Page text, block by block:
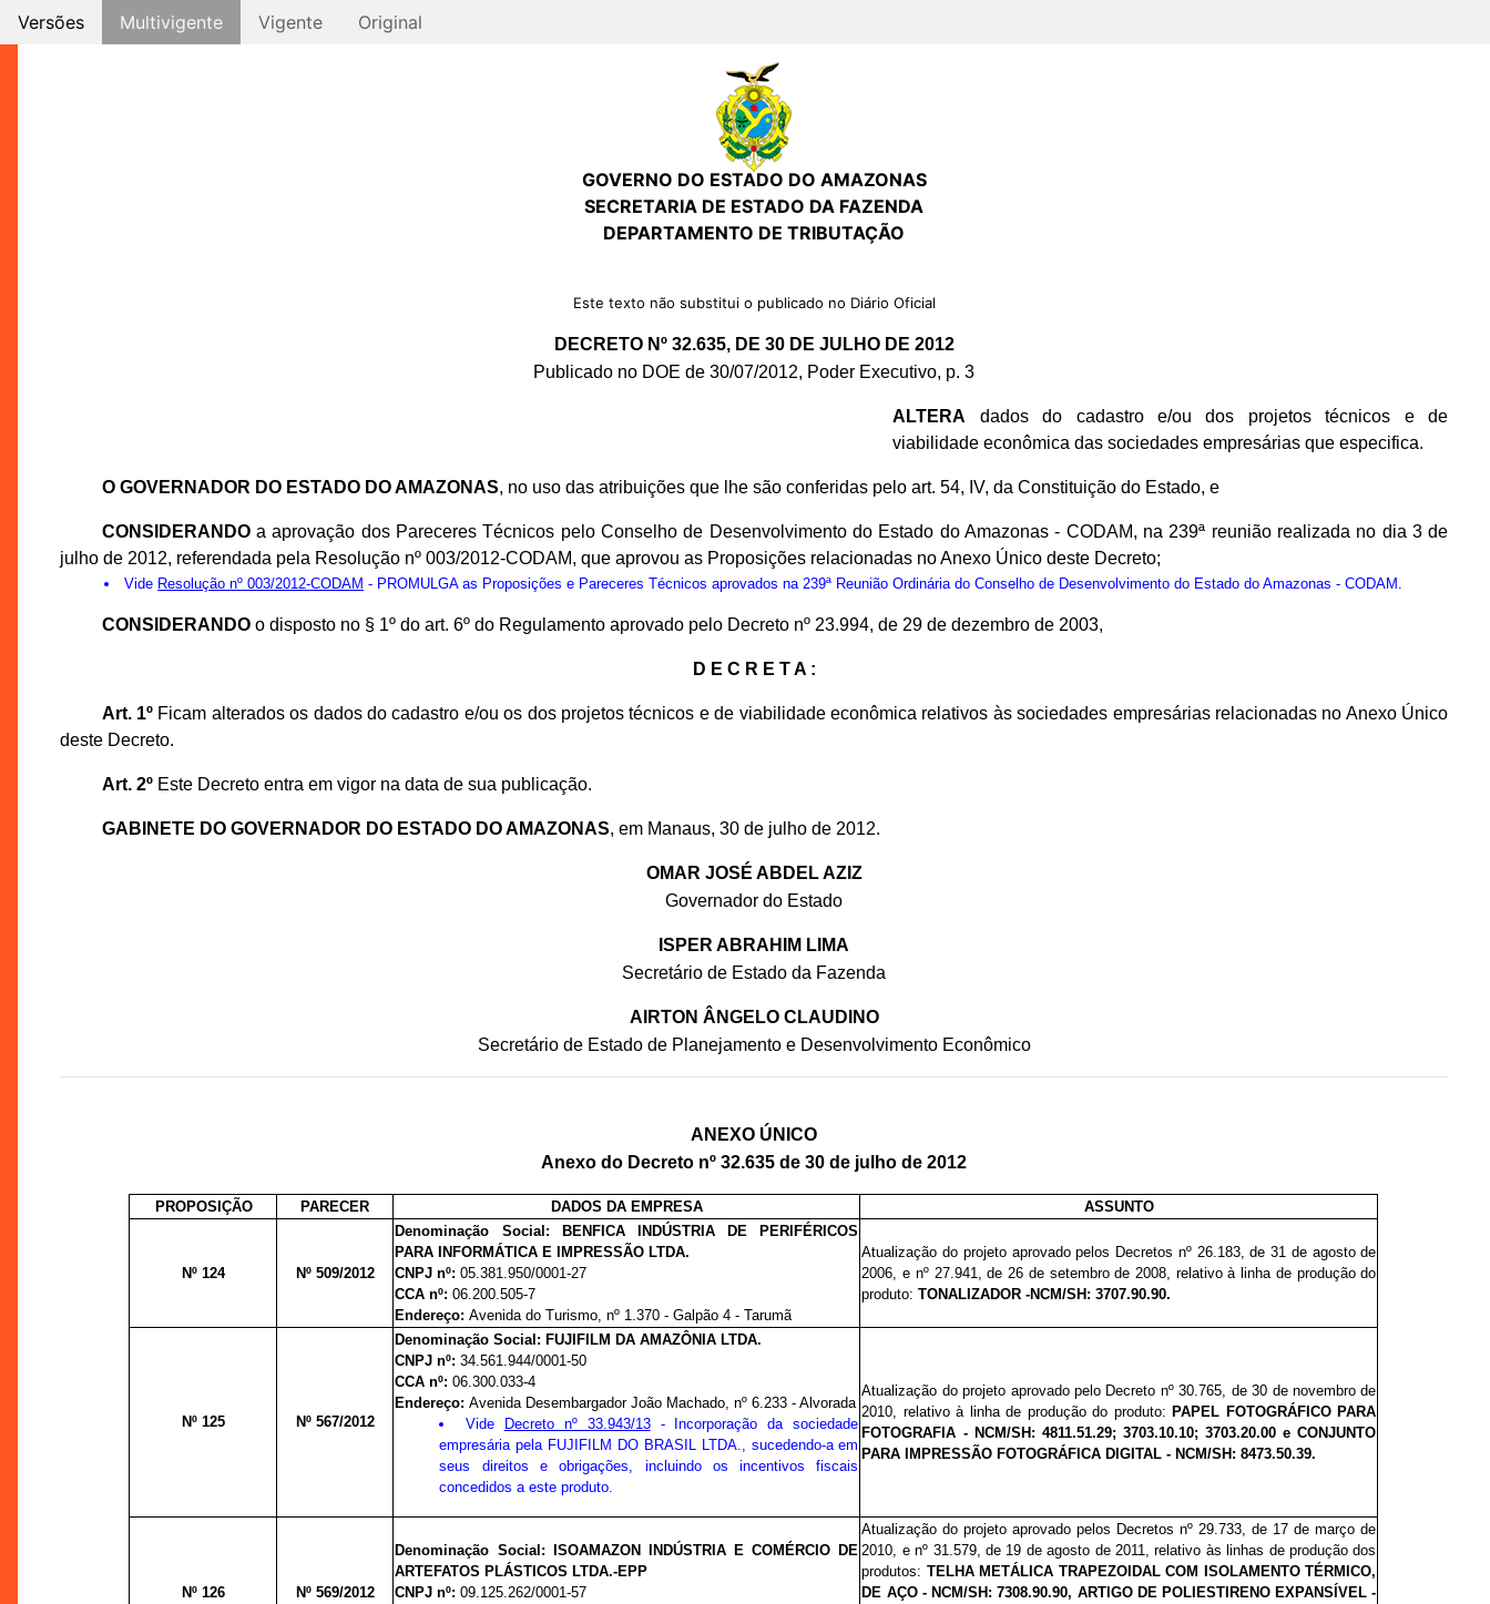
Versões Multivigente Vigente Original
GOVERNO DO ESTADO DO AMAZONAS
SECRETARIA DE ESTADO DA FAZENDA
DEPARTAMENTO DE TRIBUTAÇÃO
Este texto não substitui o publicado no Diário Oficial
DECRETO Nº 32.635, DE 30 DE JULHO DE 2012
Publicado no DOE de 30/07/2012, Poder Executivo, p. 3
ALTERA dados do cadastro e/ou dos projetos técnicos e de
viabilidade econômica das sociedades empresárias que especifica.
O GOVERNADOR DO ESTADO DO AMAZONAS, no uso das atribuições que lhe são conferidas pelo art. 54, IV, da Constituição do Estado, e
CONSIDERANDOa aprovação dos Pareceres Técnicos pelo Conselho de Desenvolvimento do Estado do Amazonas - CODAM, na 239ª reunião realizada no dia 3 de
julho de 2012, referendada pela Resolução nº 003/2012-CODAM, que aprovou as Proposições relacionadas no Anexo Único deste Decreto;
Vide Resolução nº 003/2012-CODAM - PROMULGA as Proposições e Pareceres Técnicos aprovados na 239ª Reunião Ordinária do Conselho de Desenvolvimento do Estado do Amazonas - CODAM.
CONSIDERANDOo disposto no § 1º do art. 6º do Regulamento aprovado pelo Decreto nº 23.994, de 29 de dezembro de 2003,
D E C R E T A :
Art. 1ºFicam alterados os dados do cadastro e/ou os dos projetos técnicos e de viabilidade econômica relativos às sociedades empresárias relacionadas no Anexo Único
deste Decreto.
Art. 2ºEste Decreto entra em vigor na data de sua publicação.
GABINETE DO GOVERNADOR DO ESTADO DO AMAZONAS, em Manaus, 30 de julho de 2012.
OMAR JOSÉ ABDEL AZIZ
Governador do Estado
ISPER ABRAHIM LIMA
Secretário de Estado da Fazenda
AIRTON ÂNGELO CLAUDINO
Secretário de Estado de Planejamento e Desenvolvimento Econômico
ANEXO ÚNICO
Anexo do Decreto nº 32.635 de 30 de julho de 2012
PROPOSIÇÃO PARECER DADOS DA EMPRESA ASSUNTO
Nº 124 Nº 509/2012
Denominação Social:
BENFICA INDÚSTRIA DE PERIFÉRICOS
PARA INFORMÁTICA E IMPRESSÃO LTDA.
CNPJ nº:05.381.950/0001-27
CCA nº:06.200.505-7
Endereço:Avenida do Turismo,nº 1.370 - Galpão 4 - Tarumã
Atualização do projeto aprovado pelos Decretos nº 26.183, de 31 de agosto de
2006, e nº 27.941, de 26 de setembro de 2008, relativo à linha de produção do
produto:TONALIZADOR -NCM/SH: 3707.90.90.
Nº 125 Nº 567/2012
Denominação Social: FUJIFILM DA AMAZÔNIA LTDA.
CNPJ nº:34.561.944/0001-50
CCA nº: 06.300.033-4
Endereço:Avenida Desembargador João Machado,nº 6.233 - Alvorada
Vide
Decreto nº 33.943/13- Incorporação da sociedade
empresária pela FUJIFILM DO BRASIL LTDA., sucedendo-a em
seus direitos e obrigações, incluindo os incentivos fiscais
concedidos a este produto.
Atualização do projeto aprovado pelo Decreto nº30.765, de 30 de novembro de
2010, relativo à linha de produção do produto: PAPEL FOTOGRÁFICO PARA
FOTOGRAFIA - NCM/SH: 4811.51.29; 3703.10.10; 3703.20.00 e CONJUNTO
PARA IMPRESSÃO FOTOGRÁFICA DIGITAL - NCM/SH: 8473.50.39.
Nº 126 Nº 569/2012
Denominação Social:
ISOAMAZON INDÚSTRIA E COMÉRCIO DE
ARTEFATOS PLÁSTICOS LTDA.-EPP
CNPJ nº:09.125.262/0001-57
Atualização do projeto aprovado pelos Decretosnº 29.733, de 17 de março de
2010, e nº 31.579, de 19 de agosto de 2011, relativo às linhas de produção dos
produtos: TELHA METÁLICA TRAPEZOIDAL COM ISOLAMENTO TÉRMICO,
DE AÇO - NCM/SH: 7308.90.90, ARTIGO DE POLIESTIRENO EXPANSÍVEL -